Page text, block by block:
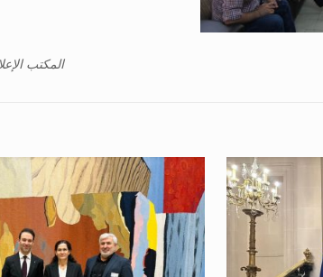
المكتب